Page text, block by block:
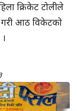
क्रिकेट टोलीले
गरी आठ विकेटको